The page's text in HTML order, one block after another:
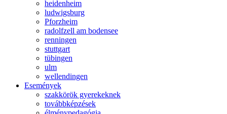
heidenheim
ludwigsburg
Pforzheim
radolfzell am bodensee
renningen
stuttgart
tübingen
ulm
wellendingen
Események
szakkörök gyerekeknek
továbbképzések